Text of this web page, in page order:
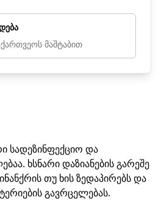
მაშტაბით
სადეზინფექციო და
ხსნარი დაზიანების გარეშე
თუ ხის ზედაპირებს და
გავრცელებას.